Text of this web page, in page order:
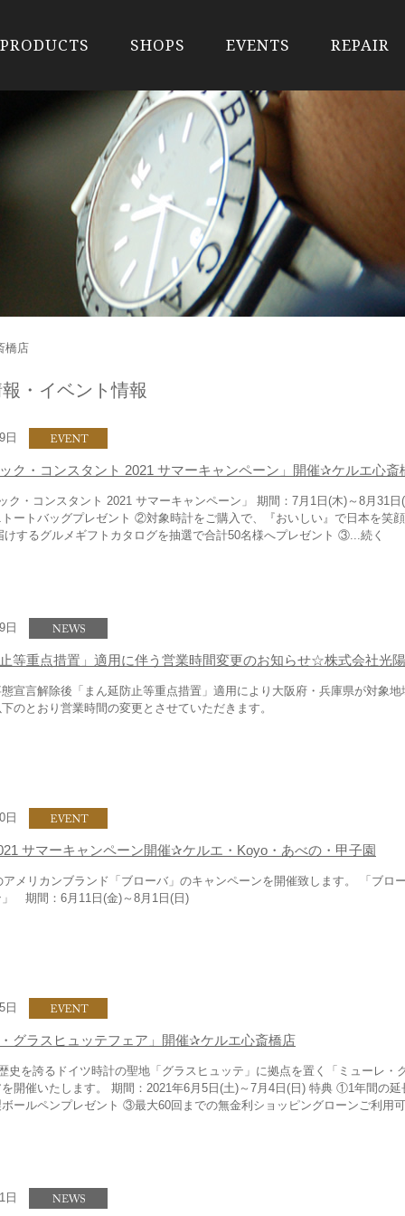
PRODUCTS SHOPS EVENTS REPAIR
橋店
・イベント情報
日
ク・コンスタント 2021 サマーキャンペーン」開催✰ケルエ心斎
・コンスタント 2021 サマーキャンペーン」 期間：7月1日(木)～8月31
ートバッグプレゼント ②対象時計をご購入で、『おいしい』で日本を笑
けするグルメギフトカタログを抽選で合計50名様へプレゼント ③...続く
日
等重点措置」適用に伴う営業時間変更のお知らせ☆株式会社光陽
宣言解除後「まん延防止等重点措置」適用により大阪府・兵庫県が対象地
のとおり営業時間の変更とさせていただきます。
日
サマーキャンペーン開催✰ケルエ・Koyo・あべの・甲子園
アメリカンブランド「ブローバ」のキャンペーンを開催致します。 「ブロ
期間：6月11日(金)～8月1日(日)
日
グラスヒュッテフェア」開催✰ケルエ心斎橋店
史を誇るドイツ時計の聖地「グラスヒュッテ」に拠点を置く「ミューレ・
開催いたします。 期間：2021年6月5日(土)～7月4日(日) 特典 ①1年間の
ールペンプレゼント ③最大60回までの無金利ショッピングローンご利用
日